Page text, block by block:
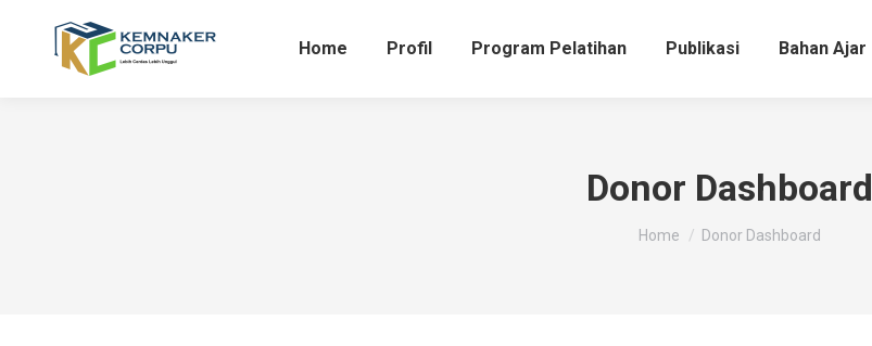
Home Profil Program Pelatihan Publikasi Bahan Ajar
Donor Dashboard
You are here:
Home Donor Dashboard